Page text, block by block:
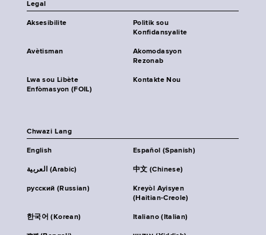
Legal
Aksesibilite
Politik sou
Konfidansyalite
Avètisman
Akomodasyon
Rezonab
Lwa sou Libète
Enfòmasyon (FOIL)
Kontakte Nou
Chwazi Lang
English Español (Spanish)
العربية (Arabic) 中文 (Chinese)
русский (Russian)
Kreyòl Ayisyen
(Haitian-Creole)
한국어 (Korean) Italiano (Italian)